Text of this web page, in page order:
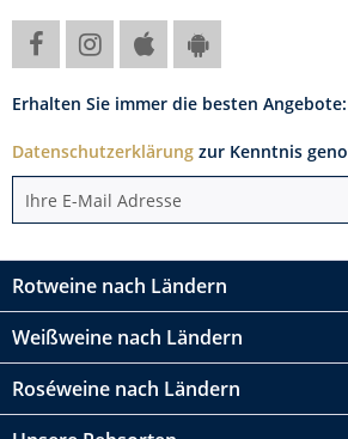
Erhalten Sie immer die besten Angebote:
Datenschutzerklärung zur Kenntnis
Rotweine nach Ländern
Weißweine nach Ländern
Roséweine nach Ländern